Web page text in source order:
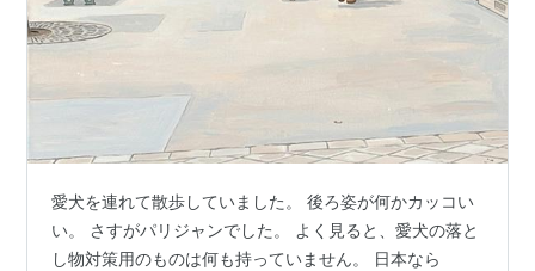
愛犬を連れて散歩していました。 後ろ姿が何かカッコい
い。 さすがパリジャンでした。 よく見ると、愛犬の落と
し物対策用のものは何も持っていません。 日本なら